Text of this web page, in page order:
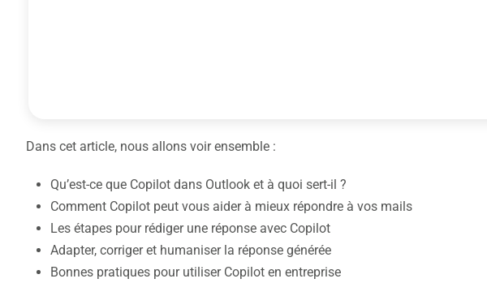
Dans cet article, nous allons voir ensemble :
Qu’est-ce que Copilot dans Outlook et à quoi sert-il ?
Comment Copilot peut vous aider à mieux répondre à vos mails
Les étapes pour rédiger une réponse avec Copilot
Adapter, corriger et humaniser la réponse générée
Bonnes pratiques pour utiliser Copilot en entreprise